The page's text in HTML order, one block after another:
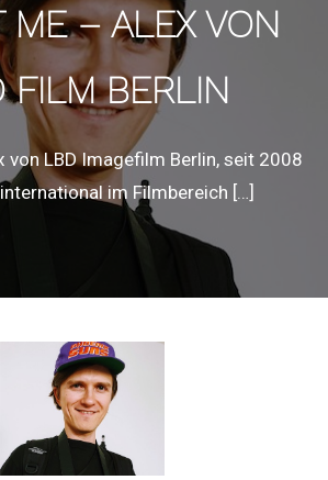
ME – ALEX VON
FILM BERLIN
von LBD Imagefilm Berlin, seit 2008
im Filmbereich […]